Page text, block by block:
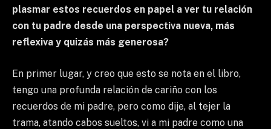
plasmar estos recuerdos en papel a ver tu relación
con tu padre desde una perspectiva nueva, más
reflexiva y quizás más generosa?
En primer lugar, y creo que esto se nota en el libro,
tengo una profunda relación de cariño con los
recuerdos de mi padre, pero como dije, al tejer la
trama, atando cabos sueltos, vi a mi padre como una